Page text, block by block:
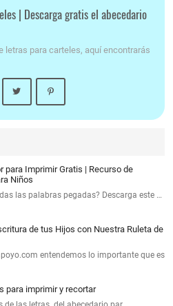
| Descarga gratis el abecedario
letras para carteles, aquí encontrarás
para Imprimir Gratis | Recurso de
Niños
las palabras pegadas? Descarga este …
de tus Hijos con Nuestra Ruleta de
entendemos lo importante que es
para imprimir y recortar